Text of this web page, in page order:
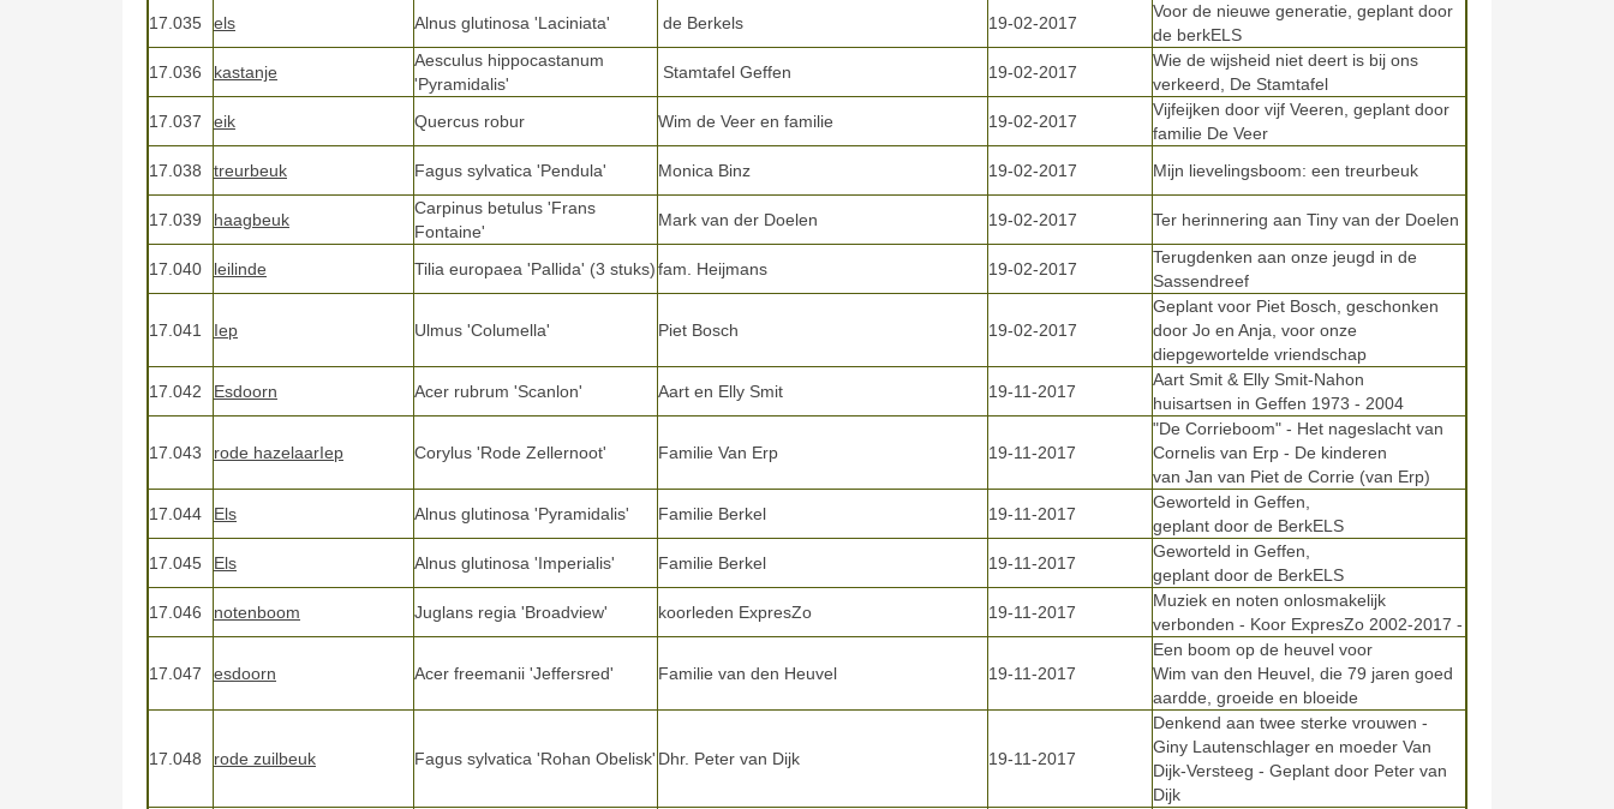
17.035
els Alnus glutinosa 'Laciniata' de Berkels 19-02-2017
Voor de nieuwe generatie, geplant door
de berkELS
17.036
kastanje
Aesculus hippocastanum
'Pyramidalis'
Stamtafel Geffen 19-02-2017
Wie de wijsheid niet deert is bij ons
verkeerd, De Stamtafel
17.037
eik Quercus robur Wim de Veer en familie 19-02-2017
Vijfeijken door vijf Veeren, geplant door
familie De Veer
17.038
treurbeuk Fagus sylvatica 'Pendula' Monica Binz 19-02-2017 Mijn lievelingsboom: een treurbeuk
17.039 haagbeuk
Carpinus betulus 'Frans
Fontaine'
Mark van der Doelen 19-02-2017 Ter herinnering aan Tiny van der Doelen
17.040 leilinde Tilia europaea 'Pallida' (3 stuks)fam. Heijmans 19-02-2017
Terugdenken aan onze jeugd in de
Sassendreef
17.041 Iep Ulmus 'Columella' Piet Bosch 19-02-2017
Geplant voor Piet Bosch, geschonken
door Jo en Anja, voor onze
diepgewortelde vriendschap
17.042
Esdoorn Acer rubrum 'Scanlon' Aart en Elly Smit 19-11-2017
Aart Smit & Elly Smit-Nahon
huisartsen in Geffen 1973 - 2004
17.043 rode hazelaarIep Corylus 'Rode Zellernoot' Familie Van Erp 19-11-2017
"De Corrieboom" - Het nageslacht van
Cornelis van Erp - De kinderen
van Jan van Piet de Corrie (van Erp)
17.044
Els Alnus glutinosa 'Pyramidalis' Familie Berkel 19-11-2017
Geworteld in Geffen,
geplant door de BerkELS
17.045
Els Alnus glutinosa 'Imperialis' Familie Berkel 19-11-2017
Geworteld in Geffen,
geplant door de BerkELS
17.046
notenboom Juglans regia 'Broadview' koorleden ExpresZo 19-11-2017
Muziek en noten onlosmakelijk
verbonden - Koor ExpresZo 2002-2017 -
17.047 esdoorn Acer freemanii 'Jeffersred' Familie van den Heuvel 19-11-2017
Een boom op de heuvel voor
Wim van den Heuvel, die 79 jaren goed
aardde, groeide en bloeide
17.048 rode zuilbeuk Fagus sylvatica 'Rohan Obelisk' Dhr. Peter van Dijk 19-11-2017
Denkend aan twee sterke vrouwen -
Giny Lautenschlager en moeder Van
Dijk-Versteeg - Geplant door Peter van
Dijk